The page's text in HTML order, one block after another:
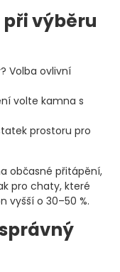
výběru
Volba ovlivní
volte kamna s
prostoru pro
občasné přitápění,
pro chaty, které
vyšší o 30–50 %.